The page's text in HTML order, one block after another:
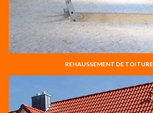
REHAUSSEMENT DE